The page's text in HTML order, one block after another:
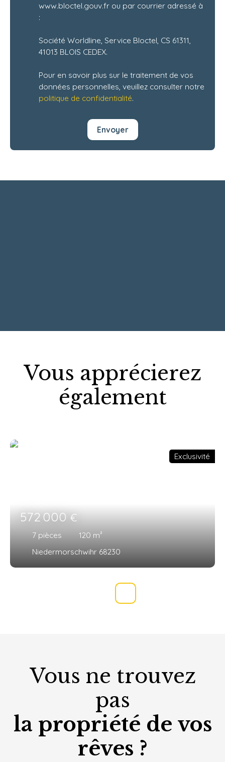
www.bloctel.gouv.fr ou par courrier adressé à
:
Société Worldline, Service Bloctel, CS 61311,
41013 BLOIS CEDEX.
Pour en savoir plus sur le traitement de vos
données personnelles, veuillez consulter notre
politique de confidentialité.
Envoyer
Vous apprécierez
également
572 000€
7 pièces 120 m²
Niedermorschwihr 68230
Exclusivité
Vous ne trouvez
pas
la propriété de vos
rêves ?